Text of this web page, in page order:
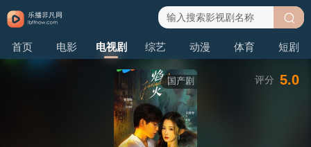
首页 电影 电视剧 综艺 动漫 体育 短剧
搜
国产剧 评分 5.0